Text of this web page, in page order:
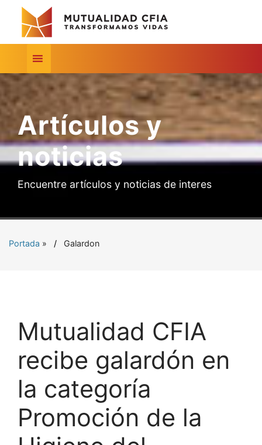
Artículos y
noticias
Encuentre artículos y noticias de interes
Portada » Galardon
Mutualidad CFIA
recibe galardón en
la categoría
Promoción de la